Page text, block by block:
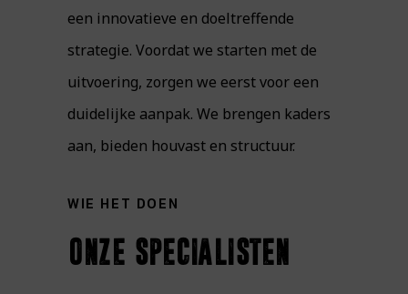
een innovatieve en doeltreffende
strategie. Voordat we starten met de
uitvoering, zorgen we eerst voor een
duidelijke aanpak. We brengen kaders
aan, bieden houvast en structuur.
WIE HET DOEN
onze specialisten